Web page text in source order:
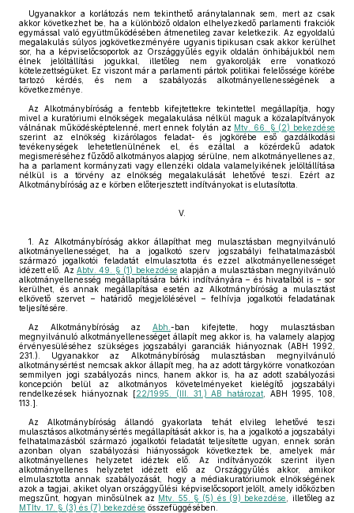
Ugyanakkor a korlátozás nem tekinthető aránytalannak sem, mert az csak
akkor következhet be, ha a különböző oldalon elhelyezkedő parlamenti frakciók
egymással való együttműködésében átmenetileg zavar keletkezik. Az egyoldalú
megalakulás súlyos jogkövetkezményére ugyanis tipikusan csak akkor kerülhet
sor, ha a képviselőcsoportok az Országgyűlés egyik oldalán önhibájukból nem
élnek jelöltállítási jogukkal, illetőleg nem gyakorolják erre vonatkozó
kötelezettségüket. Ez viszont már a parlamenti pártok politikai felelőssége körébe
tartozó kérdés, és nem a szabályozás alkotmányellenességének a
következménye.
Az Alkotmánybíróság a fentebb kifejtettekre tekintettel megállapítja, hogy
mivel a kuratóriumi elnökségek megalakulása nélkül maguk a közalapítványok
válnának működésképtelenné, mert ennek folytán az Mtv. 66. § (2) bekezdése
szerint az elnökség kizárólagos feladat- és jogkörébe eső gazdálkodási
tevékenységek lehetetlenülnének el, és ezáltal a közérdekű adatok
megismeréséhez fűződő alkotmányos alapjog sérülne, nem alkotmányellenes az,
ha a parlament kormányzati vagy ellenzéki oldala valamelyikének jelöltállítása
nélkül is a törvény az elnökség megalakulását lehetővé teszi. Ezért az
Alkotmánybíróság az e körben előterjesztett indítványokat is elutasította.
V.
1. Az Alkotmánybíróság akkor állapíthat meg mulasztásban megnyilvánuló
alkotmányellenességet, ha a jogalkotó szerv jogszabályi felhatalmazásból
származó jogalkotói feladatát elmulasztotta és ezzel alkotmányellenességet
idézett elő. AzAbtv. 49. § (1) bekezdése alapján a mulasztásban megnyilvánuló
alkotmányellenesség megállapítására bárki indítványára – és hivatalból is – sor
kerülhet, és annak megállapítása esetén az Alkotmánybíróság a mulasztást
elkövető szervet – határidő megjelölésével – felhívja jogalkotói feladatának
teljesítésére.
Az Alkotmánybíróság az Abh. -ban kifejtette, hogy mulasztásban
megnyilvánuló alkotmányellenességet állapít meg akkor is, ha valamely alapjog
érvényesüléséhez szükséges jogszabályi garanciák hiányoznak (ABH 1992,
231.). Ugyanakkor az Alkotmánybíróság mulasztásban megnyilvánuló
alkotmánysértést nemcsak akkor állapít meg, ha az adott tárgykörre vonatkozóan
semmilyen jogi szabályozás nincs, hanem akkor is, ha az adott szabályozási
koncepción belül az alkotmányos követelményeket kielégítő jogszabályi
rendelkezések hiányoznak [22/1995. (III. 31.) AB határozat , ABH 1995, 108,
113.].
Az Alkotmánybíróság állandó gyakorlata tehát elvileg lehetővé teszi
mulasztásos alkotmánysértés megállapítását akkor is, ha a jogalkotó a jogszabályi
felhatalmazásból származó jogalkotói feladatát teljesítette ugyan, ennek során
azonban olyan szabályozási hiányosságok következtek be, amelyek már
alkotmányellenes helyzetet idéztek elő. Az indítványozók szerint ilyen
alkotmányellenes helyzetet idézett elő az Országgyűlés akkor, amikor
elmulasztotta annak szabályozását, hogy a médiakuratóriumok elnökségének
azok a tagjai, akiket olyan országgyűlési képviselőcsoport jelölt, amely időközben
megszűnt, hogyan minősülnek az Mtv. 55. § (5) és (9) bekezdése
, illetőleg az
MTItv. 17. § (3) és (7) bekezdése összefüggésében.